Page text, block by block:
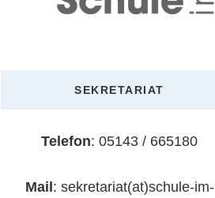
SEKRETARIAT
Telefon: 05143 / 665180
Mail : sekretariat(at)schule-im-